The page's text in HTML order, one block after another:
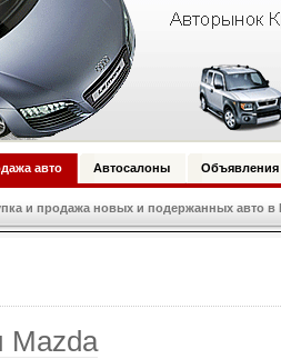
авто Автосалоны Объявления
и продажа новых и подержанных авто в
Mazda